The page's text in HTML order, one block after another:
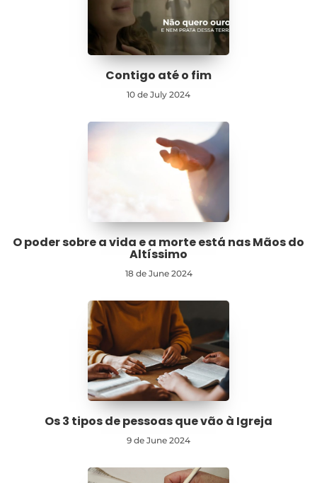
Contigo até o fim
10 de July 2024
O poder sobre a vida e a morte está nas Mãos do
Altíssimo
18 de June 2024
Os 3 tipos de pessoas que vão à Igreja
9 de June 2024